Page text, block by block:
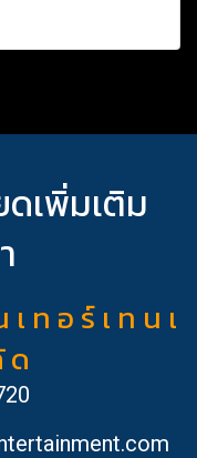
ดเพิ่มเติม
ท อ ร์ เ ท น เ
ด